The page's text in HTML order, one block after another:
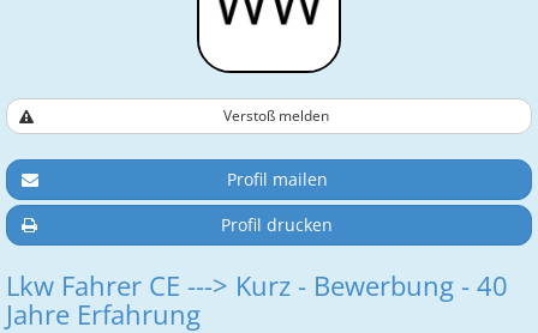
Verstoß melden
Profil mailen
Profil drucken
Lkw Fahrer CE ---> Kurz - Bewerbung - 40
Jahre Erfahrung